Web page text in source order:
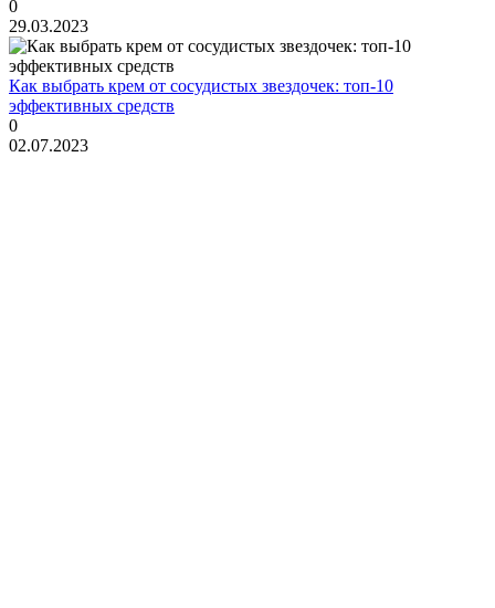
0
29.03.2023
Как выбрать крем от сосудистых звездочек: топ-10
эффективных средств
0
02.07.2023